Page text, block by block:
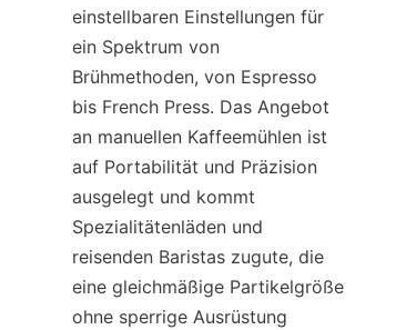
einstellbaren Einstellungen für
ein Spektrum von
Brühmethoden, von Espresso
bis French Press. Das Angebot
an manuellen Kaffeemühlen ist
auf Portabilität und Präzision
ausgelegt und kommt
Spezialitätenläden und
reisenden Baristas zugute, die
eine gleichmäßige Partikelgröße
ohne sperrige Ausrüstung